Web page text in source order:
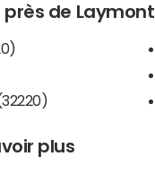
près de Laymont
plus